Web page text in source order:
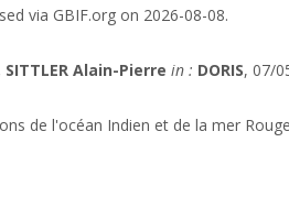
via GBIF.org on 2026-08-08.
SITTLER Alain-Pierre in : DORIS, 07/
de l'océan Indien et de la mer